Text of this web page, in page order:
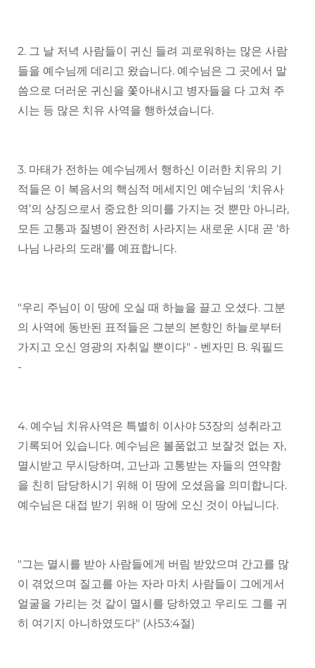
2. 그 날 저녁 사람들이 귀신 들려 괴로워하는 많은 사람
들을 예수님께 데리고 왔습니다. 예수님은 그 곳에서 말
씀으로 더러운 귀신을 쫓아내시고 병자들을 다 고쳐 주
시는 등 많은 치유 사역을 행하셨습니다.
3. 마태가 전하는 예수님께서 행하신 이러한 치유의 기
적들은 이 복음서의 핵심적 메세지인 예수님의 '치유사
역’의 상징으로서 중요한 의미를 가지는 것 뿐만 아니라,
모든 고통과 질병이 완전히 사라지는 새로운 시대 곧 '하
나님 나라의 도래'를 예표합니다.
"우리 주님이 이 땅에 오실 때 하늘을 끌고 오셨다. 그분
의 사역에 동반된 표적들은 그분의 본향인 하늘로부터
가지고 오신 영광의 자취일 뿐이다" - 벤자민 B. 워필드
-
4. 예수님 치유사역은 특별히 이사야 53장의 성취라고
기록되어 있습니다. 예수님은 볼품없고 보잘것 없는 자,
멸시받고 무시당하며, 고난과 고통받는 자들의 연약함
을 친히 담당하시기 위해 이 땅에 오셨음을 의미합니다.
예수님은 대접 받기 위해 이 땅에 오신 것이 아닙니다.
"그는 멸시를 받아 사람들에게 버림 받았으며 간고를 많
이 겪었으며 질고를 아는 자라 마치 사람들이 그에게서
얼굴을 가리는 것 같이 멸시를 당하였고 우리도 그를 귀
히 여기지 아니하였도다" (사53:4절)